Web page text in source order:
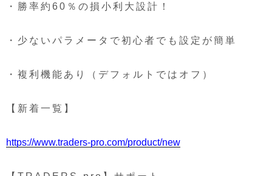
・勝率約60％の損小利大設計！
・少ないパラメータで初心者でも設定が簡単
・複利機能あり（デフォルトではオフ）
【新着一覧】
https://www.traders-pro.com/product/new